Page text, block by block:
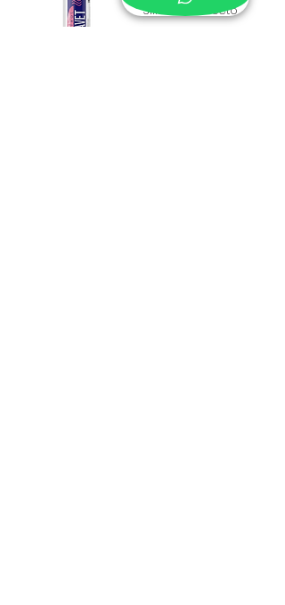
Silik Liso Perfecto